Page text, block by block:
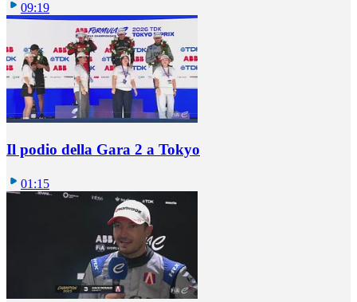
09:19
Il podio della Gara 2 a Tokyo
01:15